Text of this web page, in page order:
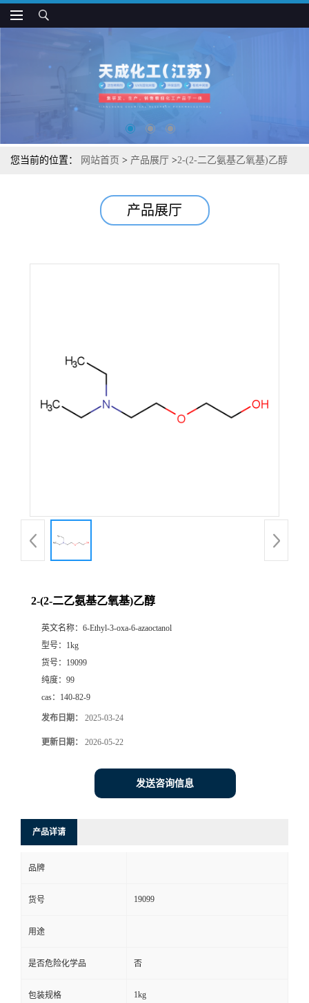
您当前的位置： 网站首页 > 产品展厅 >2-(2-二乙氨基乙氧基)乙醇
产品展厅
2-(2-二乙氨基乙氧基)乙醇
英文名称： 6-Ethyl-3-oxa-6-azaoctanol
型号： 1kg
货号： 19099
纯度： 99
cas： 140-82-9
发布日期： 2025-03-24
更新日期： 2026-05-22
发送咨询信息
产品详请
品牌
货号 19099
用途
是否危险化学品 否
包装规格 1kg